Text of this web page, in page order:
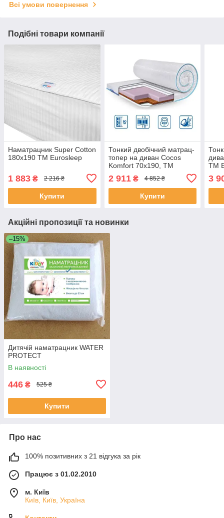
Всі умови повернення
Подібні товари компанії
Наматрацник Super Cotton
180x190 TM Eurosleep
1 883 ₴ 2 216 ₴
Купити
Тонкий двобічний матрац-
топер на диван Cocos
Komfort 70x190, TM
чохол
2 911₴ 4 852 ₴
Купити
ТМ
3
Акційні пропозиції та новинки
–15%
Дитячій наматрацник WATER
PROTECT
В наявності
446 ₴ 525 ₴
Купити
Про нас
100% позитивних з 21 відгука за рік
Працює з 01.02.2010
м. Київ
Київ, Київ, Україна